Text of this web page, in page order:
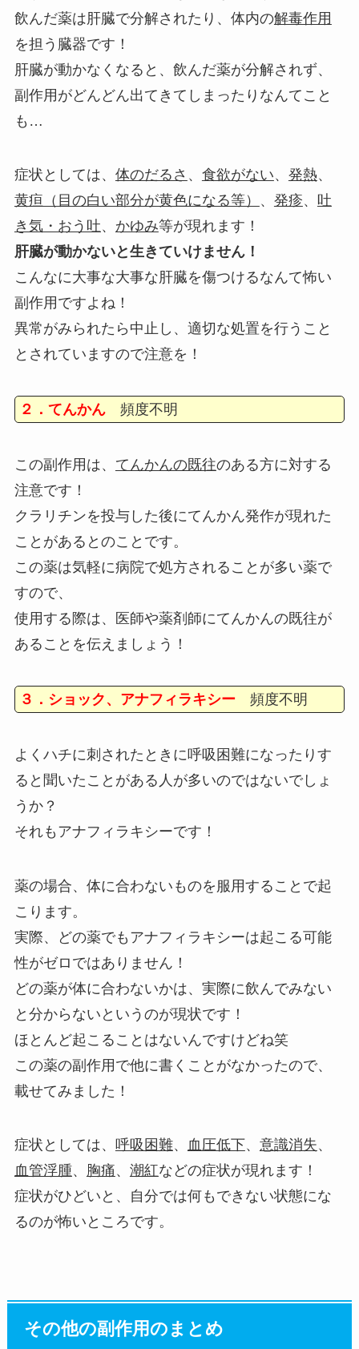
飲んだ薬は肝臓で分解されたり、体内の解毒作用
を担う臓器です！
肝臓が動かなくなると、飲んだ薬が分解されず、
副作用がどんどん出てきてしまったりなんてこと
も…
症状としては、 体のだるさ 、 食欲がない、 発熱、
黄疸（目の白い部分が黄色になる等）
、 発疹、 吐
き気・おう吐、 かゆみ等が現れます！
肝臓が動かないと生きていけません！
こんなに大事な大事な肝臓を傷つけるなんて怖い
副作用ですよね！
異常がみられたら中止し、適切な処置を行うこと
とされていますので注意を！
２．てんかん頻度不明
この副作用は、 てんかんの既往のある方に対する
注意です！
クラリチンを投与した後にてんかん発作が現れた
ことがあるとのことです。
この薬は気軽に病院で処方されることが多い薬で
すので、
使用する際は、医師や薬剤師にてんかんの既往が
あることを伝えましょう！
３．ショック、アナフィラキシー頻度不明
よくハチに刺されたときに呼吸困難になったりす
ると聞いたことがある人が多いのではないでしょ
うか？
それもアナフィラキシーです！
薬の場合、体に合わないものを服用することで起
こります。
実際、どの薬でもアナフィラキシーは起こる可能
性がゼロではありません！
どの薬が体に合わないかは、実際に飲んでみない
と分からないというのが現状です！
ほとんど起こることはないんですけどね笑
この薬の副作用で他に書くことがなかったので、
載せてみました！
症状としては、 呼吸困難、 血圧低下、 意識消失、
血管浮腫、 胸痛、 潮紅などの症状が現れます！
症状がひどいと、自分では何もできない状態にな
るのが怖いところです。
その他の副作用のまとめ